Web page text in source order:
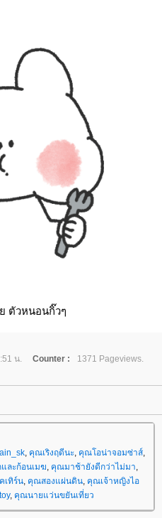
ตัวหนอนกิ๊วๆ
น. Counter :
1371 Pageviews.
, คุณเริงฤดีนะ, คุณโอน่าจอมซ่าส์,
ละก้อนเมฆ, คุณมาช้ายังดีกว่าไม่มา,
เทิร์น, คุณสองแผ่นดิน, คุณเจ้าหญิงไอ
, คุณนายแว่นขยันเที่ยว